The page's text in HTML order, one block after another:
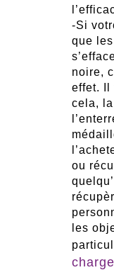
-Si
que
noire,
effet. Il
cela,
ou
les